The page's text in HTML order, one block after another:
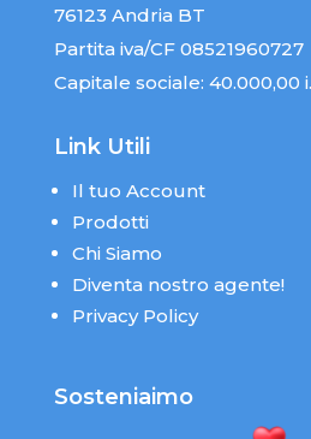
76123 Andria BT
Partita iva/CF 08521960727
Capitale sociale: 40.000,00
Link Utili
Il tuo Account
Prodotti
Chi Siamo
Diventa nostro agente!
Privacy Policy
Sosteniaimo